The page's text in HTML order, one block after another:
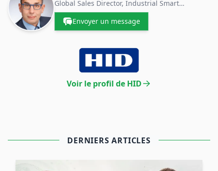
Global Sales Director, Industrial Smart
Components
Envoyer un message
Voir le profil de HID
DERNIERS ARTICLES